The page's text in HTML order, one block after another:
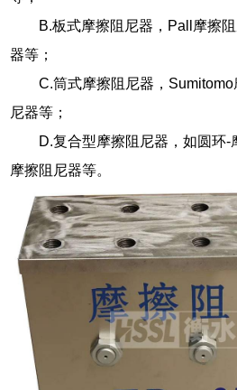
B.板式摩擦阻尼器，Pall摩擦
器等；
C.筒式摩擦阻尼器，
尼器等；
D.复合型摩擦阻尼器，如圆环
摩擦阻尼器等。